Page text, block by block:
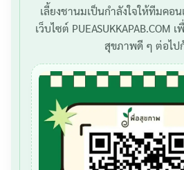
เลี้ยงชานมเป็นกำลังใจให้ทีมค
เว็บไซต์ PUEASUKKAPAB.COM
สุขภาพดี ๆ ต่อไป